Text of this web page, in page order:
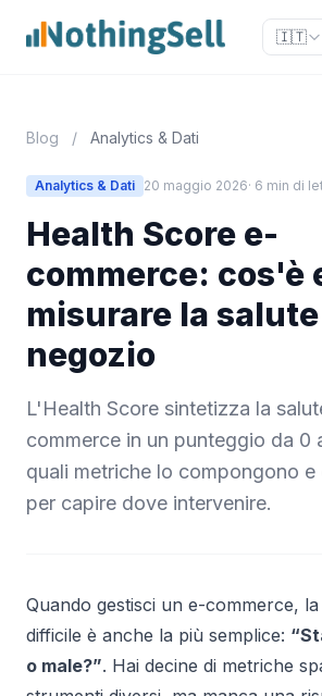
🇮🇹
Blog / Analytics & Dati
Analytics & Dati 20 maggio 2026· 6 min di
Health Score e-
commerce: cos'è
misurare la
negozio
L'Health Score sintetizza la
commerce in un punteggio da 0
quali metriche lo compongono e
per capire dove intervenire.
Quando gestisci un e-commerce,
difficile è anche la più semplice:
o male?”. Hai decine di metriche